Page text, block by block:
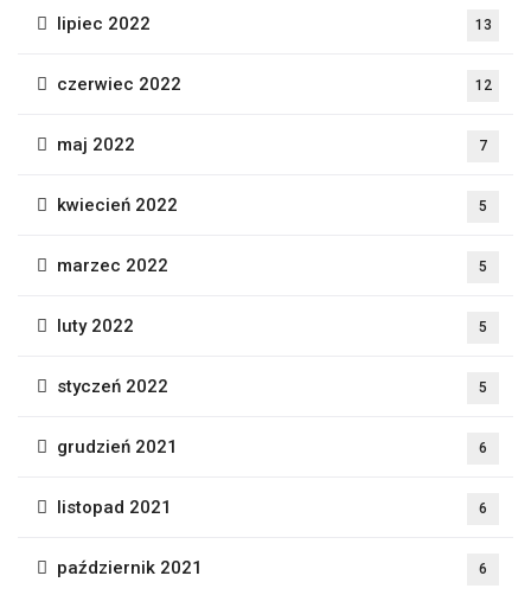
lipiec 2022 13
czerwiec 2022 12
maj 2022 7
kwiecień 2022 5
marzec 2022 5
luty 2022 5
styczeń 2022 5
grudzień 2021 6
listopad 2021 6
październik 2021 6